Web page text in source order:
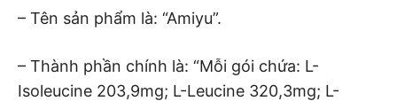
– Tên sản phẩm là: “Amiyu”.
– Thành phần chính là: “Mỗi gói chứa: L-
Isoleucine 203,9mg; L-Leucine 320,3mg; L-